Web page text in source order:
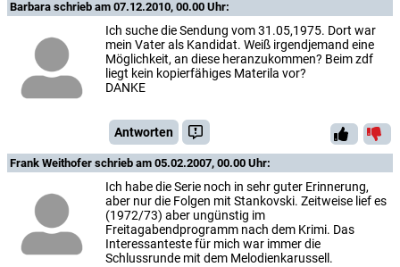
Barbara schrieb am 07.12.2010, 00.00 Uhr:
Ich suche die Sendung vom 31.05,1975. Dort war
mein Vater als Kandidat. Weiß irgendjemand eine
Möglichkeit, an diese heranzukommen? Beim zdf
liegt kein kopierfähiges Materila vor?
DANKE
Antworten
Frank Weithofer schrieb am 05.02.2007, 00.00 Uhr:
Ich habe die Serie noch in sehr guter Erinnerung,
aber nur die Folgen mit Stankovski. Zeitweise lief es
(1972/73) aber ungünstig im
Freitagabendprogramm nach dem Krimi. Das
Interessanteste für mich war immer die
Schlussrunde mit dem Melodienkarussell.